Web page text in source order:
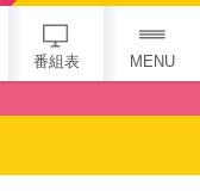
番組表 MENU